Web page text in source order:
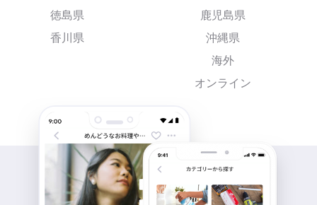
徳島県
香川県
鹿児島県
沖縄県
海外
オンライン